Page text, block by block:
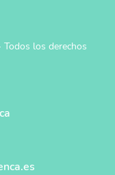
los derechos